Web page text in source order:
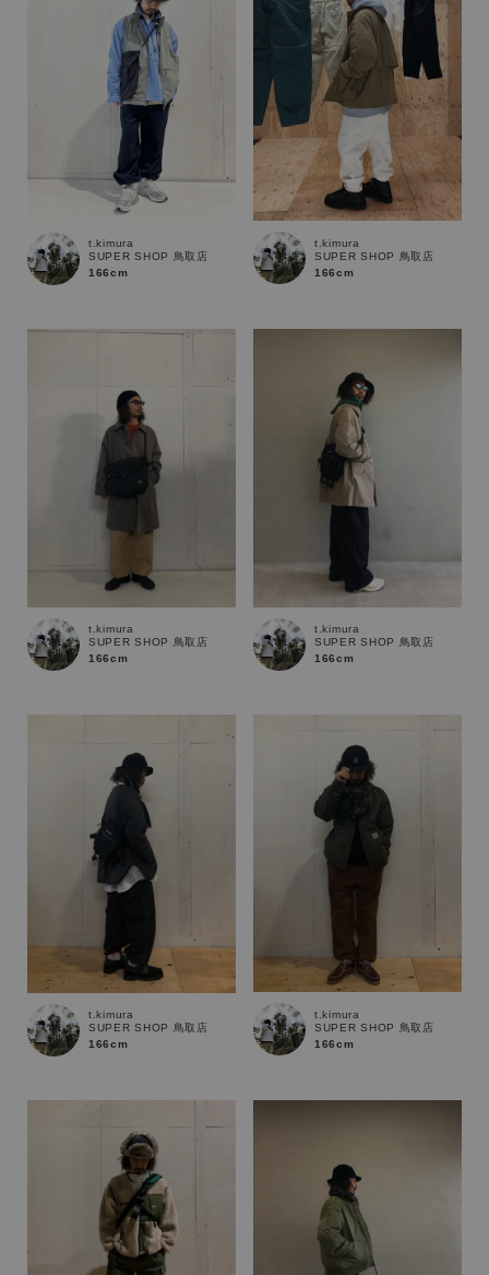
キーワード
性別
ブランド
t.kimura
SUPER SHOP 鳥取店
166cm
t.kimura
SUPER SHOP 鳥取店
166cm
t.kimura
SUPER SHOP 鳥取店
166cm
t.kimura
SUPER SHOP 鳥取店
166cm
t.kimura
SUPER SHOP 鳥取店
166cm
t.kimura
SUPER SHOP 鳥取店
166cm